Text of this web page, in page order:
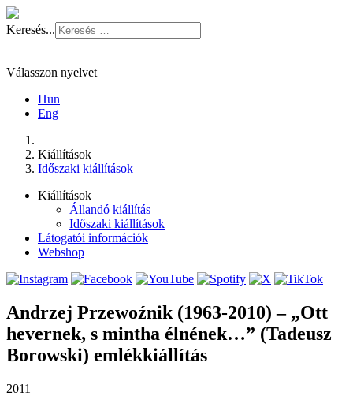
Keresés...
Válasszon nyelvet
Hun
Eng
Kiállítások
Időszaki kiállítások
Kiállítások
Állandó kiállítás
Időszaki kiállítások
Látogatói információk
Webshop
Andrzej Przewoźnik (1963-2010) – „Ott
hevernek, s mintha élnének…” (Tadeusz
Borowski) emlékkiállítás
2011